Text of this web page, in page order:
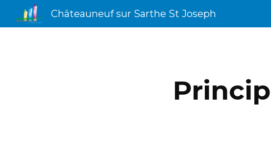
Skip to main
Châteauneuf sur Sarthe St Joseph